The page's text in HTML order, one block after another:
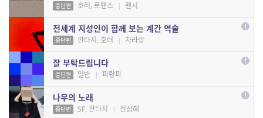
중단편 호러, 로맨스 | 렌시
전세계 지성인이 함께 보는 계간 역술
중단편 판타지, 호러 | 차라랑
잘 부탁드립니다
중단편 일반 | 파랑파
나무의 노래
중단편 SF, 판타지 | 전삼혜